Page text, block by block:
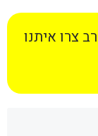
צרו איתנו